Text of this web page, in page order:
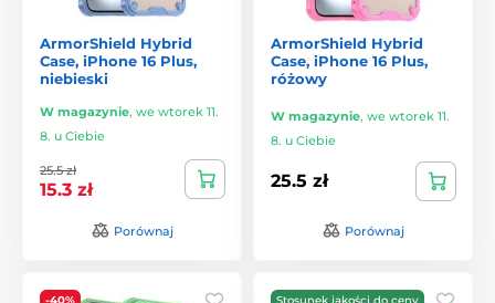
ArmorShield Hybrid
Case, iPhone 16 Plus,
niebieski
W magazynie, we wtorek 11.
8. u Ciebie
25.5 zł
15.3 zł
Porównaj
ArmorShield Hybrid
Case, iPhone 16 Plus,
różowy
W magazynie, we wtorek 11.
8. u Ciebie
25.5 zł
Porównaj
-40%
Stosunek jakości do ceny